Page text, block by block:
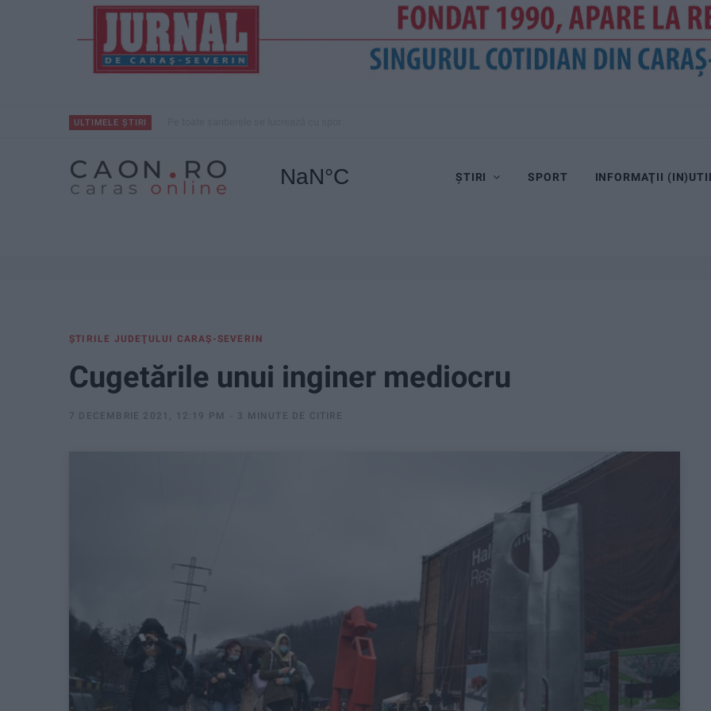
ULTIMELE ȘTIRI
ȘTIRI SPORT INFORMAŢII
ŞTIRILE JUDEŢULUI CARAŞ-SEVERIN
Cugetările unui inginer mediocru
7 DECEMBRIE 2021, 12:19 PM 3 MINUTE DE CITIRE